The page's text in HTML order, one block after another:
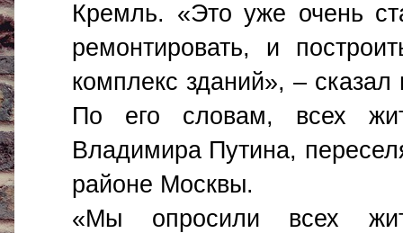
Кремль. «Это уже очень
ремонтировать, и
комплекс зданий», –
По его словам, всех
Владимира Путина,
районе Москвы.
«Мы опросили всех